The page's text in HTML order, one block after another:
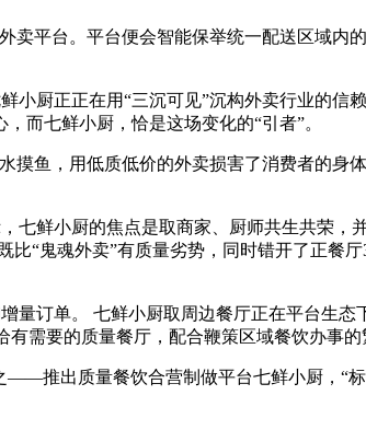
平台。平台便会智能保举统一配送区域内
厨正正在用“三沉可见”沉构外卖行业的信
而七鲜小厨，恰是这场变化的“引者”。
鱼，用低质低价的外卖损害了消费者的身
鲜小厨的焦点是取商家、厨师共生共荣，
“鬼魂外卖”有质量劣势，同时错开了正餐
订单。 七鲜小厨取周边餐厅正在平台生态
需要的质量餐厅，配合鞭策区域餐饮办事的
推出质量餐饮合营制做平台七鲜小厨，“标